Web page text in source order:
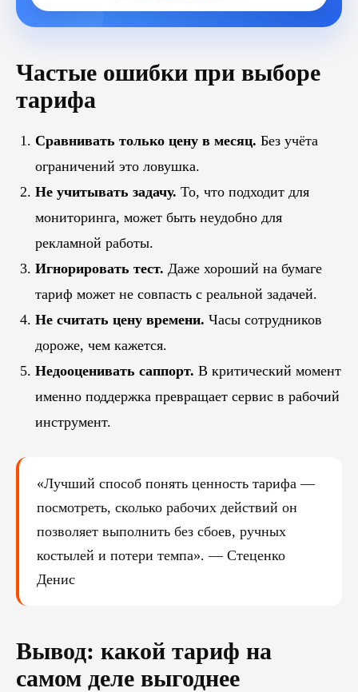
Частые ошибки при выборе
тарифа
Сравнивать только цену в месяц. Без учёта
ограничений это ловушка.
Не учитывать задачу. То, что подходит для
мониторинга, может быть неудобно для
рекламной работы.
Игнорировать тест. Даже хороший на бумаге
тариф может не совпасть с реальной задачей.
Не считать цену времени. Часы сотрудников
дороже, чем кажется.
Недооценивать саппорт. В критический момент
именно поддержка превращает сервис в рабочий
инструмент.
«Лучший способ понять ценность тарифа —
посмотреть, сколько рабочих действий он
позволяет выполнить без сбоев, ручных
костылей и потери темпа». — Стеценко
Денис
Вывод: какой тариф на
самом деле выгоднее